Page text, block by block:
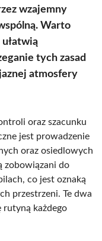
wzajemny
Warto
tych zasad
atmosfery
oraz szacunku
jest prowadzenie
oraz osiedlowych
zobowiązani do
co jest oznaką
przestrzeni. Te dwa
rutyną każdego